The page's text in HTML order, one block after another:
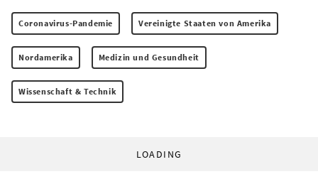
Coronavirus-Pandemie Vereinigte Staaten von Amerika
Nordamerika Medizin und Gesundheit
Wissenschaft & Technik
LOADING